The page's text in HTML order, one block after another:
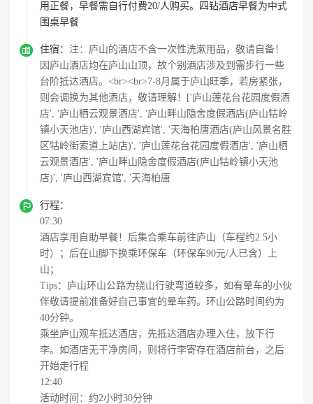
用正餐，早餐需自行付费20/人购买。四钻酒店早餐为中式
围桌早餐
 住宿： 注：庐山的酒店不含一次性洗漱用品，敬请自备！
因庐山酒店均在庐山山顶，故个别酒店涉及到需步行一些
台阶抵达酒店。<br><br>7-8月属于庐山旺季，若房紧张，
则会调换为其他酒店，敬请理解！['庐山莲花台花园度假酒
店', '庐山栖云观景酒店', '庐山畔山隐舍度假酒店(庐山牯岭
镇小天池店)', '庐山西湖宾馆', '天海柏唐酒店(庐山风景名胜
区牯岭街索道上站店)', '庐山莲花台花园度假酒店', '庐山栖
云观景酒店', '庐山畔山隐舍度假酒店(庐山牯岭镇小天池
店)', '庐山西湖宾馆', '天海柏唐

行程：
07:30
酒店享用自助早餐！后集合乘车前往庐山（车程约2.5小
时）；后在山脚下换乘环保车（环保车90元/人已含）上
山；
Tips：庐山环山公路为绕山行驶弯道较多，如有晕车的小伙
伴敬请提前准备好自己事宜的晕车药。环山公路时间约为
40分钟。
乘坐庐山观车抵达酒店，先抵达酒店办理入住，放下行
李。如酒店无干净房间，则将行李寄存在酒店前台，之后
开始走行程
12:40
活动时间：约2小时30分钟